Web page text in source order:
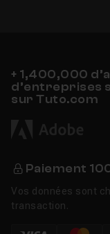
+ 1,400,000
d’entreprises
sur Tuto.com
Paiement
Vos données sont
transaction.